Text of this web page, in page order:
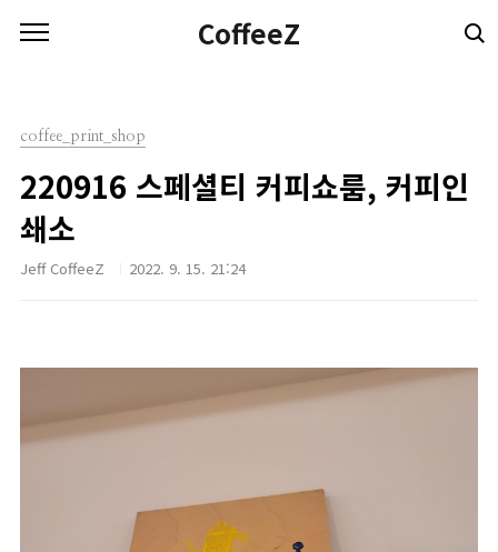
CoffeeZ
coffee_print_shop
220916 스페셜티 커피쇼룸, 커피인
쇄소
Jeff CoffeeZ 2022. 9. 15. 21:24